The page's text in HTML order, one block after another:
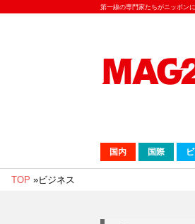
第一線の専門家たちがニッポン
国内 国際
TOP »ビジネス